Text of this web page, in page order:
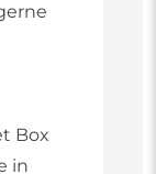
Box
in